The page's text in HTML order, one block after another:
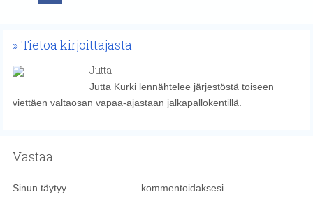
Tietoa kirjoittajasta
Jutta
Jutta Kurki lennähtelee järjestöstä toiseen
viettäen valtaosan vapaa-ajastaan jalkapallokentillä.
Vastaa
Sinun täytyy kommentoidaksesi.